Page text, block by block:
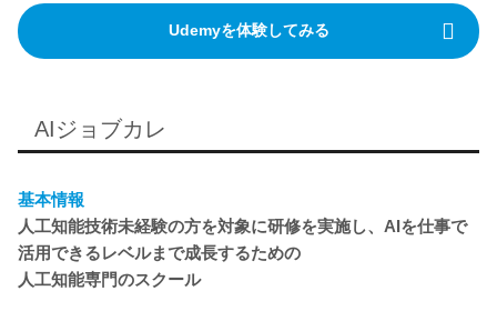
Udemyを体験してみる
AIジョブカレ
基本情報
人工知能技術未経験の方を対象に研修を実施し、AIを仕事で
活用できるレベルまで成長するための
人工知能専門のスクール